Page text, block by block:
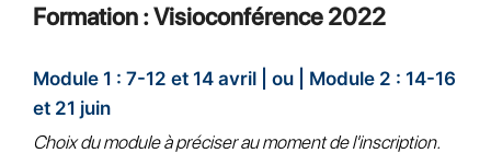
Formation : Visioconférence 2022
Module 1 : 7-12 et 14 avril | ou | Module 2 : 14-16
et 21 juin
Choix du module à préciser au moment de l'inscription.